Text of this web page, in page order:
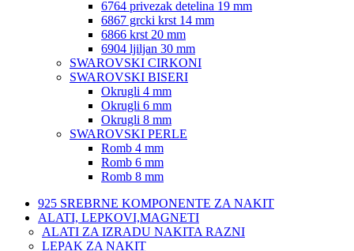
6764 privezak detelina 19 mm
6867 grcki krst 14 mm
6866 krst 20 mm
6904 ljiljan 30 mm
SWAROVSKI CIRKONI
SWAROVSKI BISERI
Okrugli 4 mm
Okrugli 6 mm
Okrugli 8 mm
SWAROVSKI PERLE
Romb 4 mm
Romb 6 mm
Romb 8 mm
925 SREBRNE KOMPONENTE ZA NAKIT
ALATI, LEPKOVI,MAGNETI
ALATI ZA IZRADU NAKITA RAZNI
LEPAK ZA NAKIT